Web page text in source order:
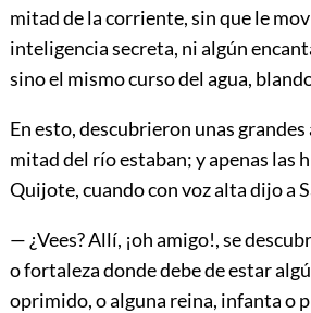
mitad de la corriente, sin que le
inteligencia secreta, ni algún
sino el mismo curso del agua,
En esto, descubrieron unas grandes
mitad del río estaban; y apenas las
Quijote, cuando con voz alta dijo a
— ¿Vees? Allí, ¡oh amigo!, se
o fortaleza donde debe de estar
oprimido, o alguna reina, infanta o